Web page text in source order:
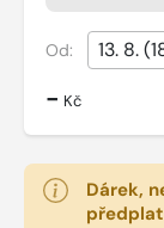
Od:
- Kč
Dárek,